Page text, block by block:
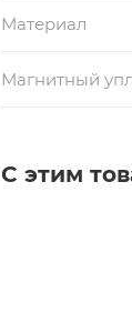
Материал
Магнитный
С этим